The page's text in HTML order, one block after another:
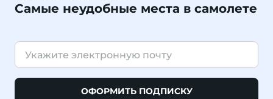
Самые неудобные места в самолете
ОФОРМИТЬ ПОДПИСКУ